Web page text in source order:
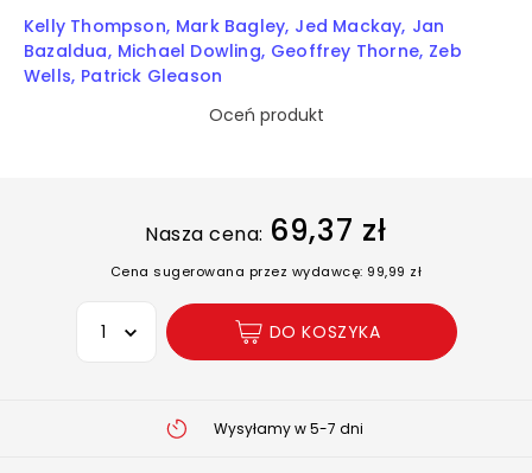
Kelly Thompson Mark Bagley Jed Mackay Jan
Bazaldua Michael Dowling Geoffrey Thorne Zeb
Wells Patrick Gleason
Oceń produkt
Nasza cena: 69,37 zł
Cena sugerowana przez wydawcę: 99,99 zł
Wybierz opcję
DO KOSZYKA
Wysyłamy w 5-7 dni